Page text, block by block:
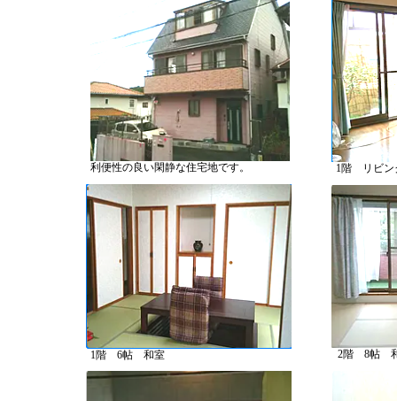
利便性の良い閑静な住宅地です。 1階 リビン
1階 6帖 和室 2階 8帖